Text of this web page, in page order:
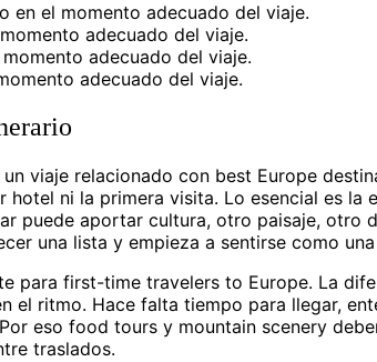
en el momento adecuado del viaje.
adecuado del viaje.
adecuado del viaje.
adecuado del viaje.
un viaje relacionado con best Europe
hotel ni la primera visita. Lo esencial es la
puede aportar cultura, otro paisaje, otro
una lista y empieza a sentirse como
para first-time travelers to Europe. La
el ritmo. Hace falta tiempo para llegar,
eso food tours y mountain scenery
traslados.